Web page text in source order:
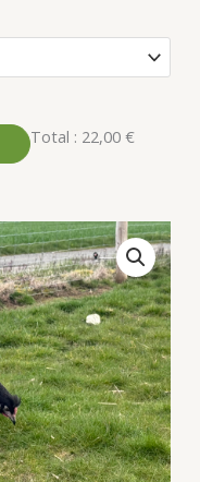
Total : 22,00 €